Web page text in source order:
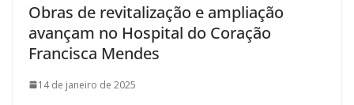
Obras de revitalização e ampliação
avançam no Hospital do Coração
Francisca Mendes
14 de janeiro de 2025